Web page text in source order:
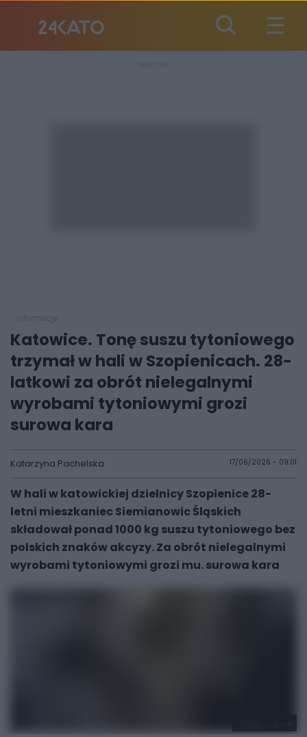
Katowice. Tonę suszu tytoniowego
trzymał w hali w Szopienicach. 28-
latkowi za obrót nielegalnymi
wyrobami tytoniowymi grozi
surowa kara
Katarzyna Pachelska 17/06/2026 - 09:01
W hali w katowickiej dzielnicy Szopienice 28-
letni mieszkaniec Siemianowic Śląskich
składował ponad 1000 kg suszu tytoniowego bez
polskich znaków akcyzy. Za obrót nielegalnymi
wyrobami tytoniowymi grozi mu. surowa kara